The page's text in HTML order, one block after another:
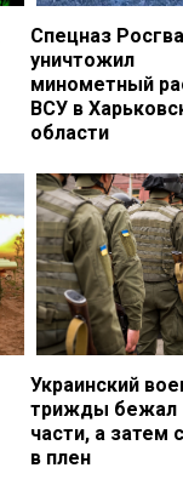
Спецназ
уничтожил
минометный
ВСУ в
области
Украинский
трижды бежал
части, а затем
в плен